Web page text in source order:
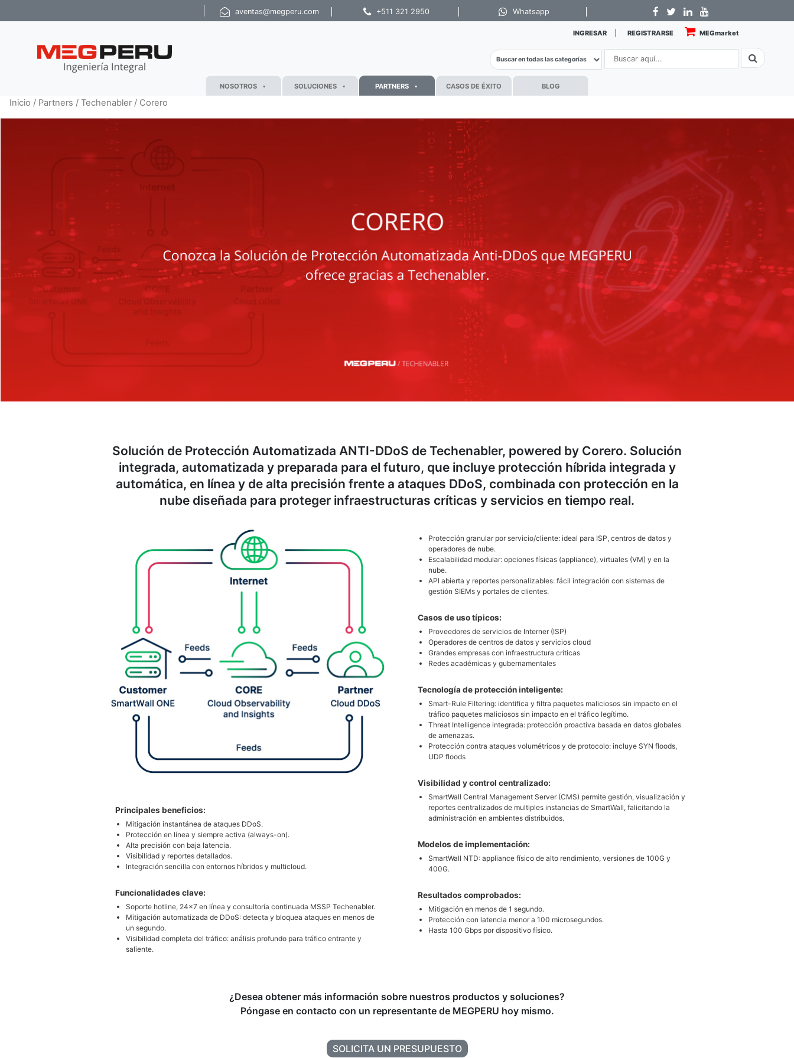
aventas@megperu.com +511 321 2950 Whatsapp
INGRESAR REGISTRARSE MEGmarket
NOSOTROS SOLUCIONES PARTNERS CASOS DE ÉXITO BLOG
Inicio / Partners / Techenabler/ Corero
Solución de Protección Automatizada ANTI-DDoS de Techenabler, powered by Corero. Solución
integrada, automatizada y preparada para el futuro, que incluye protección híbrida integrada y
automática, en línea y de alta precisión frente a ataques DDoS, combinada con protección en la
nube diseñada para proteger infraestructuras críticas y servicios en tiempo real.
Principales beneficios:
Mitigación instantánea de ataques DDoS.
Protección en línea y siempre activa (always-on).
Alta precisión con baja latencia.
Visibilidad y reportes detallados.
Integración sencilla con entornos híbridos y multicloud.
Funcionalidades clave:
Soporte hotline, 24×7 en línea y consultoría continuada MSSP Techenabler.
Mitigación automatizada de DDoS: detecta y bloquea ataques en menos de
un segundo.
Visibilidad completa del tráfico: análisis profundo para tráfico entrante y
saliente.
Protección granular por servicio/cliente: ideal para ISP, centros de datos y
operadores de nube.
Escalabilidad modular: opciones físicas (appliance), virtuales (VM) y en la
nube.
API abierta y reportes personalizables: fácil integración con sistemas de
gestión SIEMs y portales de clientes.
Casos de uso típicos:
Proveedores de servicios de Interner (ISP)
Operadores de centros de datos y servicios cloud
Grandes empresas con infraestructura críticas
Redes académicas y gubernamentales
Tecnología de protección inteligente:
Smart-Rule Filtering: identifica y filtra paquetes maliciosos sin impacto en el
tráfico paquetes maliciosos sin impacto en el tráfico legítimo.
Threat Intelligence integrada: protección proactiva basada en datos globales
de amenazas.
Protección contra ataques volumétricos y de protocolo: incluye SYN floods,
UDP floods
Visibilidad y control centralizado:
SmartWall Central Management Server (CMS) permite gestión, visualización y
reportes centralizados de multiples instancias de SmartWall, falicitando la
administración en ambientes distribuidos.
Modelos de implementación:
SmartWall NTD: appliance físico de alto rendimiento, versiones de 100G y
400G.
Resultados comprobados:
Mitigación en menos de 1 segundo.
Protección con latencia menor a 100 microsegundos.
Hasta 100 Gbps por dispositivo físico.
¿Desea obtener más información sobre nuestros productos y soluciones?
Póngase en contacto con un representante de MEGPERU hoy mismo.
SOLICITA UN PRESUPUESTO